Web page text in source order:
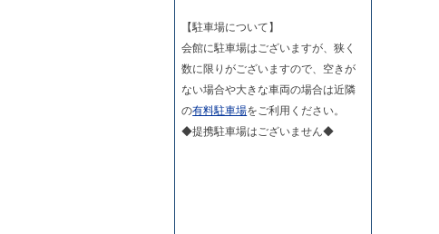
【駐車場について】
会館に駐車場はございますが、狭く
数に限りがございますので、空きが
ない場合や大きな車両の場合は近隣
の有料駐車場をご利用ください。
◆提携駐車場はございません◆